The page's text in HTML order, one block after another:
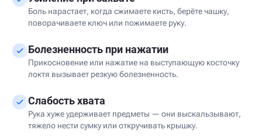
Боль нарастает, когда сжимаете кисть, берёте чашку,
поворачиваете ключ или пожимаете руку.
Болезненность при нажатии
Прикосновение или нажатие на выступающую косточку
локтя вызывает резкую болезненность.
Слабость хвата
Рука хуже удерживает предметы — они выскальзывают,
тяжело нести сумку или откручивать крышку.